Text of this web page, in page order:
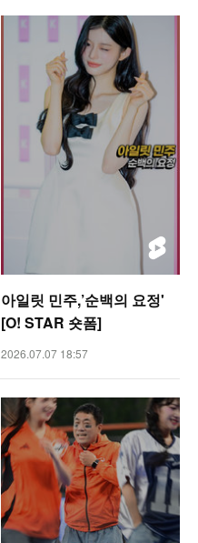
아일릿 민주,’순백의 요정'
[O! STAR 숏폼]
2026.07.07 18:57